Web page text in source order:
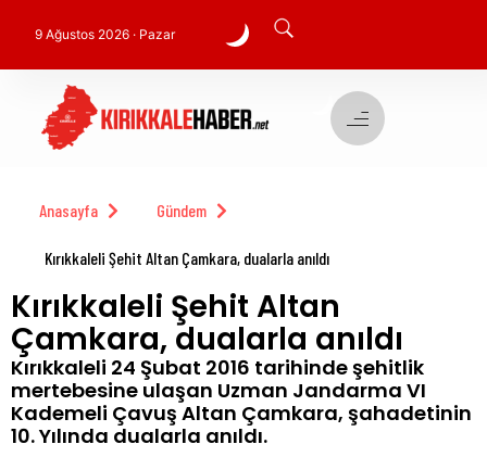
9 Ağustos 2026 · Pazar
Anasayfa Gündem
Kırıkkaleli Şehit Altan Çamkara, dualarla anıldı
Kırıkkaleli Şehit Altan
Çamkara, dualarla anıldı
Kırıkkaleli 24 Şubat 2016 tarihinde şehitlik
mertebesine ulaşan Uzman Jandarma VI
Kademeli Çavuş Altan Çamkara, şahadetinin
10. Yılında dualarla anıldı.